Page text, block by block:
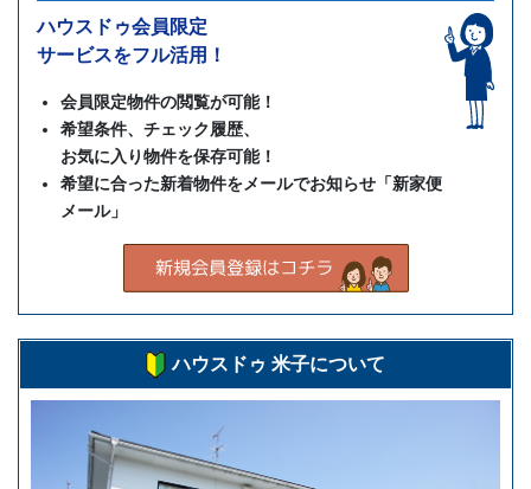
ハウスドゥ会員限定
サービスをフル活用！
会員限定物件の閲覧が可能！
希望条件、チェック履歴、
お気に入り物件を保存可能！
希望に合った新着物件をメールでお知らせ「新家便
メール」
ハウスドゥ 米子について